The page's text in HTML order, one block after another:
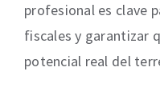
profesional es clave
fiscales y garantizar
potencial real del